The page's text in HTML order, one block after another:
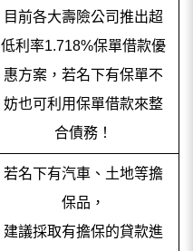
目前各大壽險公司推出超
低利率1.718%保單借款優
惠方案，若名下有保單不
妨也可利用保單借款來整
合債務！
若名下有汽車、土地等擔
保品，
建議採取有擔保的貸款進